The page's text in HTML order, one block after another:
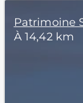
Patrimoine
À 14,42 km